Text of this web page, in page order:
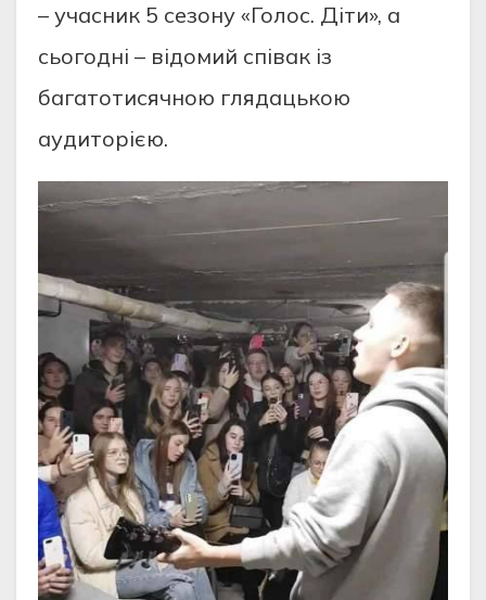
– учасник 5 сезону «Голос. Діти», а
сьогодні – відомий співак із
багатотисячною глядацькою
аудиторією.